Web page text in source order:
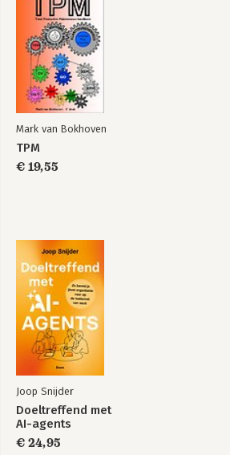
Mark van Bokhoven
TPM
€ 19,55
Joop Snijder
Doeltreffend met
AI-agents
€ 24,95